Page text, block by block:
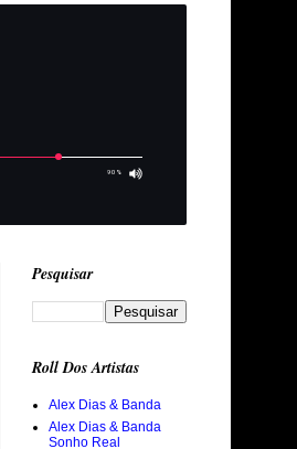
Pesquisar
Roll Dos Artistas
Alex Dias & Banda
Alex Dias & Banda
Sonho Real